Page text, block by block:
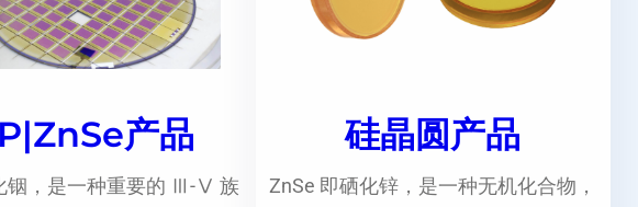
产品
铟，是一种重要的 Ⅲ-Ⅴ 族
硅晶圆产品
ZnSe 即硒化锌，是一种无机化合物，